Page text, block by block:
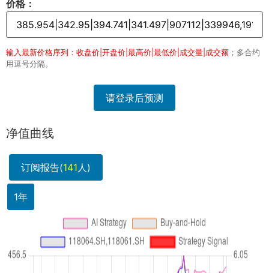
价格：
输入最新价格序列：收盘价|开盘价|最高价|最低价|成交量|成交额 ；多合约
用逗号分隔。
请登录后预测
净值曲线
订阅报告(141人)
1年